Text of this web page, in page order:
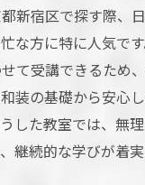
室の個人レッスンで
室で進度を調整でき
室の自由な時間設定
やすい着付け教室の
新宿区で探す際、
な方に特に人気で
て受講できるため
装の基礎から安心
した教室では、無
継続的な学びが着